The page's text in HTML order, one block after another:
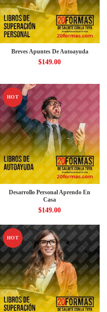
Breves Apuntes De Autoayuda
$149.00
HOT
Desarrollo Personal Aprendo En
Casa
$149.00
HOT